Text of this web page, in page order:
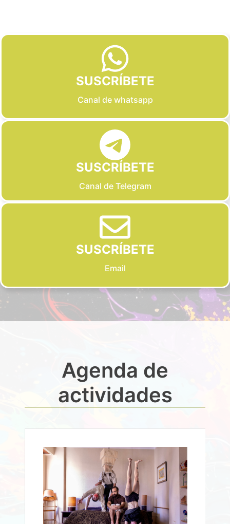
SUSCRÍBETE
Canal de whatsapp
SUSCRÍBETE
Canal de Telegram
SUSCRÍBETE
Email
Agenda de
actividades